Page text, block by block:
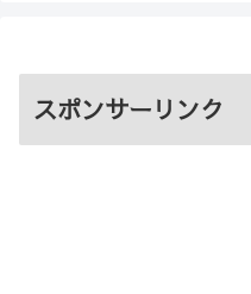
スポンサーリンク